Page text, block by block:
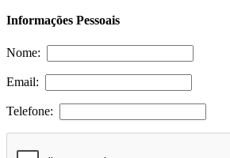
Informações Pessoais
Nome:
Email:
Telefone: